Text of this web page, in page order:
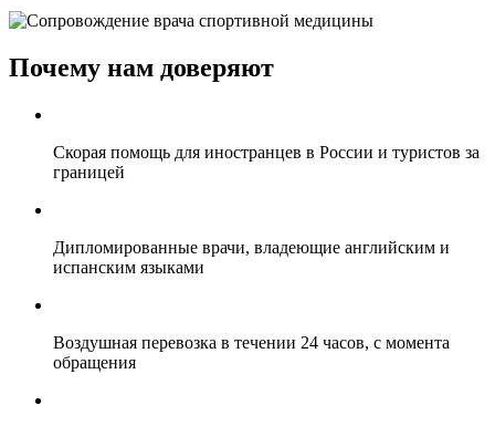
Почему нам доверяют
Скорая помощь для иностранцев в России и туристов за
границей
Дипломированные врачи, владеющие английским и
испанским языками
Воздушная перевозка в течении 24 часов, с момента
обращения